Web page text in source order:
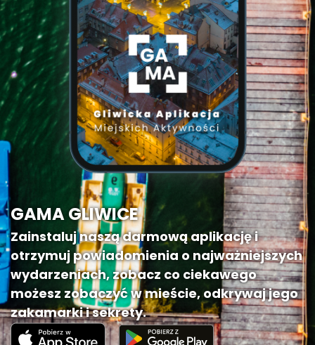
GAMA GLIWICE
Zainstaluj naszą darmową aplikację i
otrzymuj powiadomienia o najważniejszych
wydarzeniach, zobacz co ciekawego
możesz zobaczyć w mieście, odkrywaj jego
zakamarki i sekrety.